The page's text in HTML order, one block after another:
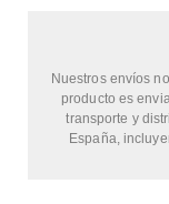
Nuestros envíos
producto es
transporte y
España,